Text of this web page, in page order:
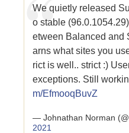
We quietly released
o stable
etween Balanced and
arns what sites you
rict is well.. strict :)
exceptions. Still
m/EfmooqBuvZ
— Johnathan Norman
2021